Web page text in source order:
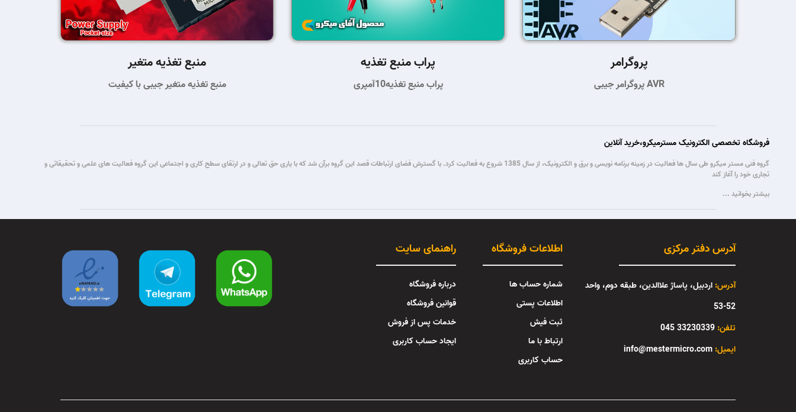
منبع تغذیه متغیر
منبع تغذیه متغیر جیبی با کیفیت
پراب منبع تغذیه
پراب منبع تغذیه10آمپری
پروگرامر
پروگرامر جیبی AVR
فروشگاه تخصصی الکترونیک مسترمیکرو،خرید آنلاین
گروه فنی مستر میکرو طی سال ها فعالیت در زمینه برنامه نویسی و برق و الکترونیک، از سال 1385 شروع به فعالیت کرد. با گسترش فضای ارتباطات قصد این گروه برآن شد که با یاری حق تعالی و در ارتقای سطح کاری و اجتماعی این گروه فعالیت های علمی و تحقیقاتی و
تجاری خود را آغاز کند
بیشتر بخوانید ...
آدرس دفتر مرکزی
آدرس: اردبیل، پاساژ علاالدین، طبقه دوم، واحد
52-53
تلفن: 33230339 045
info@mestermicro.com :ایمیل
راهنمای سایت
درباره فروشگاه
قوانین فروشگاه
خدمات پس از فروش
ایجاد حساب کاربری
اطلاعات فروشگاه
شماره حساب ها
اطلاعات پستی
ثبت فیش
ارتباط با ما
حساب کاربری